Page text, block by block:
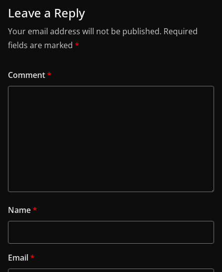
Leave a Reply
Your email address will not be published. Required
fields are marked *
Comment*
Name*
Email*